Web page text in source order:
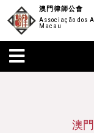
澳門律師公會
Associação dos
Macau
澳